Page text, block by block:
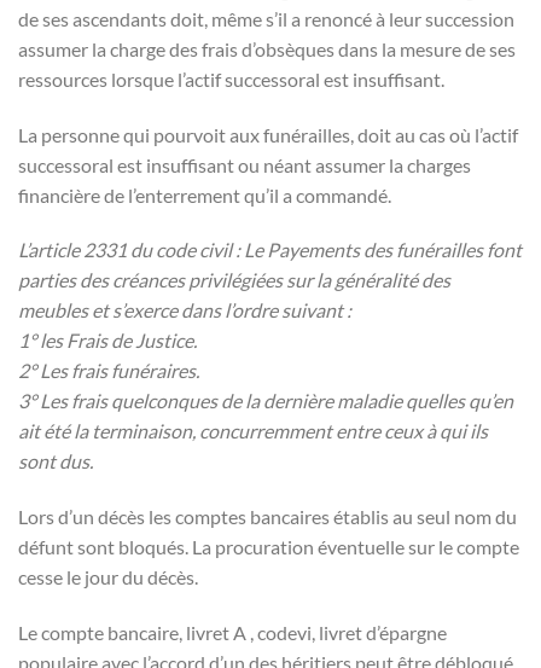
de ses ascendants doit, même s’il a renoncé à leur succession
assumer la charge des frais d’obsèques dans la mesure de ses
ressources lorsque l’actif successoral est insuffisant.
La personne qui pourvoit aux funérailles, doit au cas où l’actif
successoral est insuffisant ou néant assumer la charges
financière de l’enterrement qu’il a commandé.
L’article 2331 du code civil : Le Payements des funérailles font
parties des créances privilégiées sur la généralité des
meubles et s’exerce dans l’ordre suivant :
1° les Frais de Justice.
2° Les frais funéraires.
3° Les frais quelconques de la dernière maladie quelles qu’en
ait été la terminaison, concurremment entre ceux à qui ils
sont dus.
Lors d’un décès les comptes bancaires établis au seul nom du
défunt sont bloqués. La procuration éventuelle sur le compte
cesse le jour du décès.
Le compte bancaire, livret A , codevi, livret d’épargne
populaire avec l’accord d’un des héritiers peut être débloqué